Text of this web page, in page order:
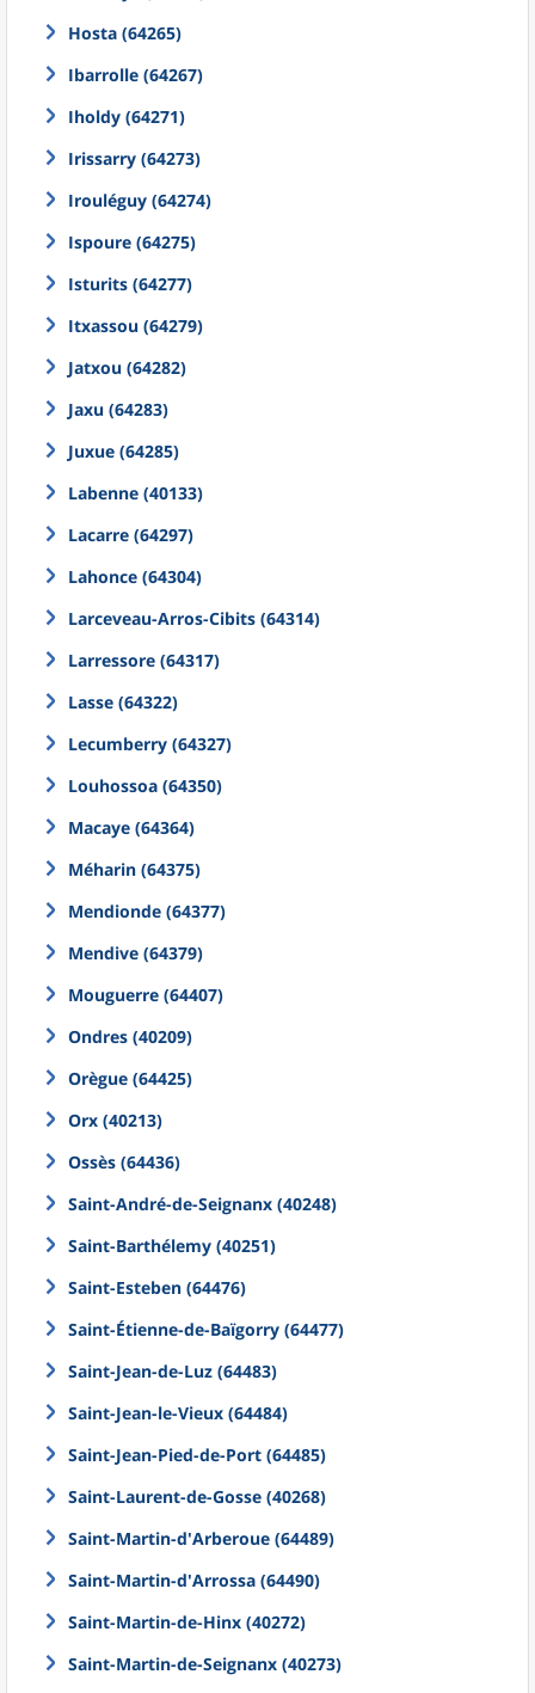
Hosta (64265)
Ibarrolle (64267)
Iholdy (64271)
Irissarry (64273)
Irouléguy (64274)
Ispoure (64275)
Isturits (64277)
Itxassou (64279)
Jatxou (64282)
Jaxu (64283)
Juxue (64285)
Labenne (40133)
Lacarre (64297)
Lahonce (64304)
Larceveau-Arros-Cibits (64314)
Larressore (64317)
Lasse (64322)
Lecumberry (64327)
Louhossoa (64350)
Macaye (64364)
Méharin (64375)
Mendionde (64377)
Mendive (64379)
Mouguerre (64407)
Ondres (40209)
Orègue (64425)
Orx (40213)
Ossès (64436)
Saint-André-de-Seignanx (40248)
Saint-Barthélemy (40251)
Saint-Esteben (64476)
Saint-Étienne-de-Baïgorry (64477)
Saint-Jean-de-Luz (64483)
Saint-Jean-le-Vieux (64484)
Saint-Jean-Pied-de-Port (64485)
Saint-Laurent-de-Gosse (40268)
Saint-Martin-d'Arberoue (64489)
Saint-Martin-d'Arrossa (64490)
Saint-Martin-de-Hinx (40272)
Saint-Martin-de-Seignanx (40273)